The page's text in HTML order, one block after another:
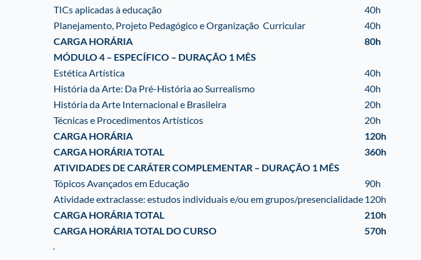
TICs aplicadas à educação
40h
Planejamento, Projeto Pedagógico e Organização Curricular
40h
CARGA HORÁRIA
80h
MÓDULO 4 – ESPECÍFICO – DURAÇÃO 1 MÊS
Estética Artística
40h
História da Arte: Da Pré-História ao Surrealismo
40h
História da Arte Internacional e Brasileira
20h
Técnicas e Procedimentos Artísticos
20h
CARGA HORÁRIA
120h
CARGA HORÁRIA TOTAL
360h
ATIVIDADES DE CARÁTER COMPLEMENTAR – DURAÇÃO 1 MÊS
Tópicos Avançados em Educação
90h
Atividade extraclasse: estudos individuais e/ou emgrupos/presencialidade120h
CARGA HORÁRIA TOTAL
210h
CARGA HORÁRIA TOTAL DO CURSO
570h
.